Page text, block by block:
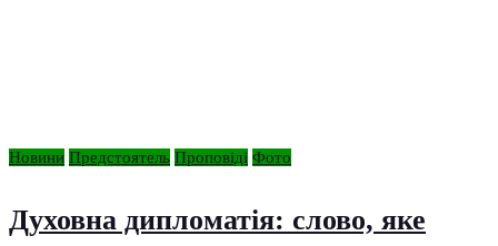
Новини Предстоятель Проповіді Фото
Духовна дипломатія: слово, яке